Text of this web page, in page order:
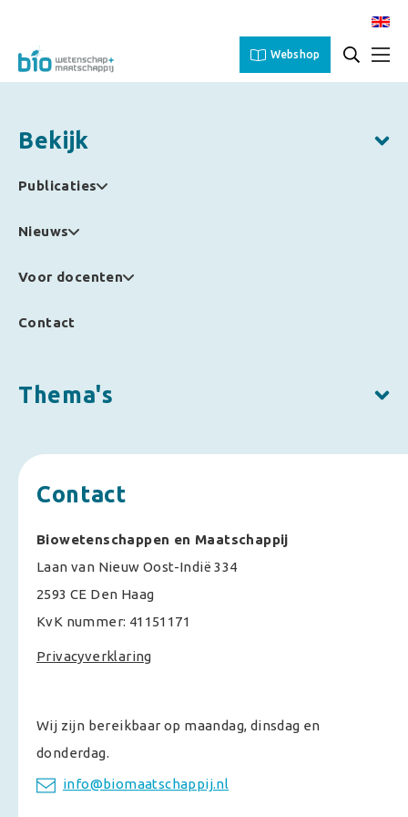
Webshop
Bekijk
Publicaties
Nieuws
Voor docenten
Contact
Thema's
Contact
Biowetenschappen en Maatschappij
Laan van Nieuw Oost-Indië 334
2593 CE Den Haag
KvK nummer: 41151171
Privacyverklaring
Wij zijn bereikbaar op maandag, dinsdag en
donderdag.
info@biomaatschappij.nl